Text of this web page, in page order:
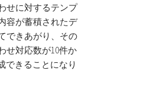
せに対するテンプ
容が蓄積されたデ
できあがり、その
せ対応数が10件か
できることになり